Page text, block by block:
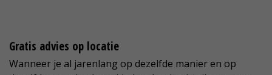
Gratis advies op locatie
Wanneer je al jarenlang op dezelfde manier en op